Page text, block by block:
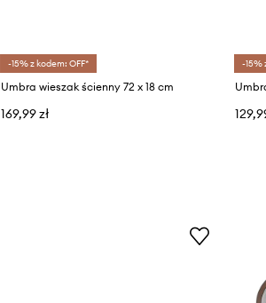
-15% z kodem: OFF*
Umbra wieszak ścienny 72 x 18 cm
169,99 zł
-15%